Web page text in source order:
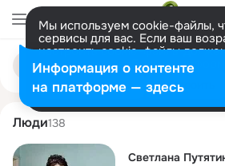
Мы используем cookie-файлы,
сервисы для вас. Если ваш
настроить cookie-файлы
представитель. Больше
Разрешить все Настроить
Поиск
людям
svetlana putyatina
Люди138
Светлана
Информация о контенте
на платформе — здесь